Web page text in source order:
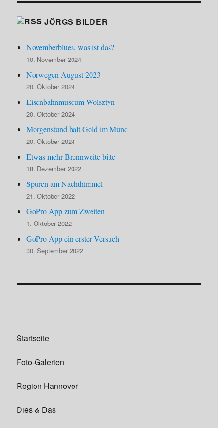
JÖRGS BILDER
Novemberblues, was ist das?
10. November 2024
Norwegen August 2023
20. Oktober 2024
Eisenbahnmuseum Wolsztyn
20. Oktober 2024
Morgenstund halt Gold im Mund
20. Oktober 2024
Etwas mehr Brennweite bitte
18. Dezember 2022
Spuren am Nachthimmel
21. Oktober 2022
GoPro App zum Zweiten
1. Oktober 2022
GoPro App ein erster Versuch
30. September 2022
Startseite
Foto-Galerien
Region Hannover
Dies & Das